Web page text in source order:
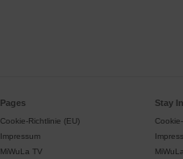
Pages
Cookie-Richtlinie (EU)
Impressum
MiWuLa TV
Stay